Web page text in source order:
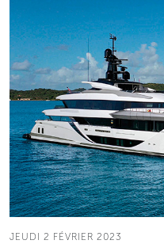
JEUDI 2 FÉVRIER 2023